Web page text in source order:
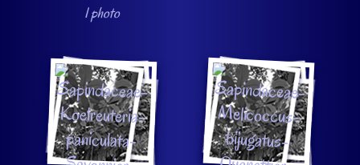
1 photo